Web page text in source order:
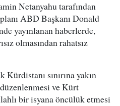
Netanyahu tarafından
ABD Başkanı Donald
yayınlanan haberlerde,
olmasından rahatsız
sınırına yakın
ve Kürt
bir isyana öncülük etmesi